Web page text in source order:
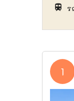
train ร
1